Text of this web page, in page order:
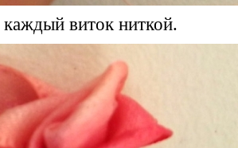
каждый виток ниткой.